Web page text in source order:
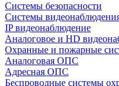
Системы безопасности
Системы
IP видеонаблюдение
Аналоговое и HD
Охранные и пожарные
Аналоговая ОПС
Адресная ОПС
Беспроводные системы